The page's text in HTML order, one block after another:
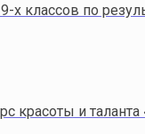
х классов по
красоты и